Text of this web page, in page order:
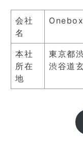
会社
名
本社
所在
地
東京都
渋谷道